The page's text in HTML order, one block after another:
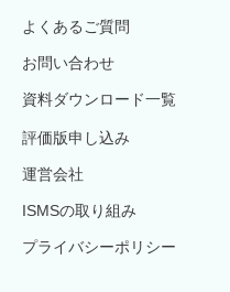
よくあるご質問
お問い合わせ
資料ダウンロード一覧
評価版申し込み
運営会社
ISMSの取り組み
プライバシーポリシー